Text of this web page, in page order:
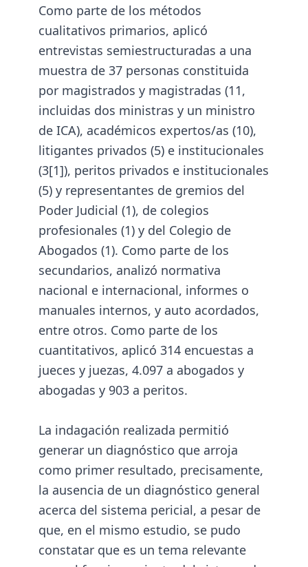
Como parte de los métodos
cualitativos primarios, aplicó
entrevistas semiestructuradas a una
muestra de 37 personas constituida
por magistrados y magistradas (11,
incluidas dos ministras y un ministro
de ICA), académicos expertos/as (10),
litigantes privados (5) e institucionales
(3[1]), peritos privados e institucionales
(5) y representantes de gremios del
Poder Judicial (1), de colegios
profesionales (1) y del Colegio de
Abogados (1). Como parte de los
secundarios, analizó normativa
nacional e internacional, informes o
manuales internos, y auto acordados,
entre otros. Como parte de los
cuantitativos, aplicó 314 encuestas a
jueces y juezas, 4.097 a abogados y
abogadas y 903 a peritos.
La indagación realizada permitió
generar un diagnóstico que arroja
como primer resultado, precisamente,
la ausencia de un diagnóstico general
acerca del sistema pericial, a pesar de
que, en el mismo estudio, se pudo
constatar que es un tema relevante